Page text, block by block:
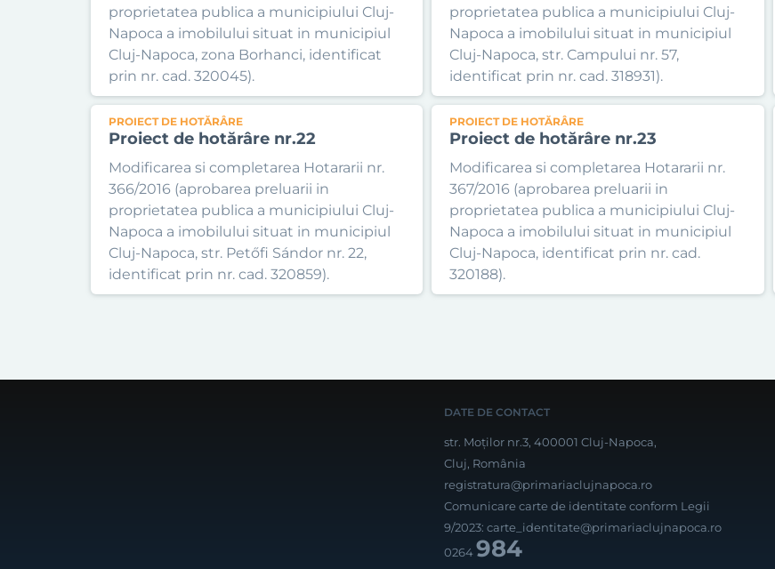
proprietatea publica a municipiului Cluj-
Napoca a imobilului situat in municipiul
Cluj-Napoca, zona Borhanci, identificat
prin nr. cad. 320045).
proprietatea publica a municipiului Cluj-
Napoca a imobilului situat in municipiul
Cluj-Napoca, str. Campului nr. 57,
identificat prin nr. cad. 318931).
PROIECT DE HOTĂRÂRE
Proiect de hotărâre nr.22
Modificarea si completarea Hotararii nr.
366/2016 (aprobarea preluarii in
proprietatea publica a municipiului Cluj-
Napoca a imobilului situat in municipiul
Cluj-Napoca, str. Petőfi Sándor nr. 22,
identificat prin nr. cad. 320859).
PROIECT DE HOTĂRÂRE
Proiect de hotărâre nr.23
Modificarea si completarea Hotararii nr.
367/2016 (aprobarea preluarii in
proprietatea publica a municipiului Cluj-
Napoca a imobilului situat in municipiul
Cluj-Napoca, identificat prin nr. cad.
320188).
DATE DE CONTACT
str. Moților nr.3, 400001 Cluj-Napoca,
Cluj, România
registratura@primariaclujnapoca.ro
Comunicare carte de identitate conform Legii
9/2023: carte_identitate@primariaclujnapoca.ro
0264984